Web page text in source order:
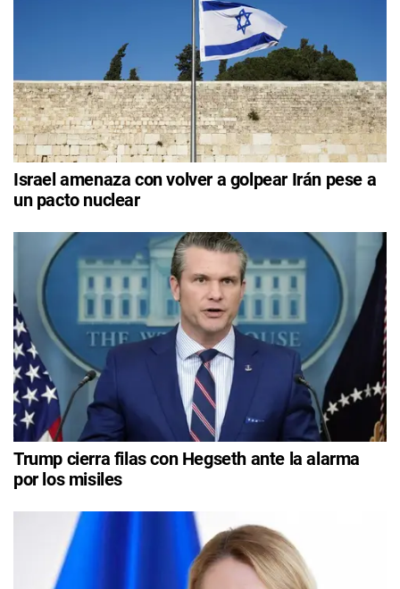
Israel amenaza con volver a golpear Irán pese a
un pacto nuclear
Trump cierra filas con Hegseth ante la alarma
por los misiles